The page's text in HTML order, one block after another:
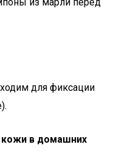
для фиксации
кожи в домашних